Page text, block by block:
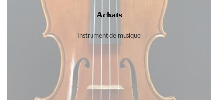
Achats
Instrument de musique